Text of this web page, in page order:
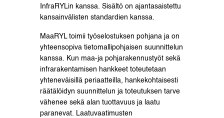
InfraRYLin kanssa. Sisältö on ajantasaistettu
kansainvälisten standardien kanssa.
MaaRYL toimii työselostuksen pohjana ja on
yhteensopiva tietomallipohjaisen suunnittelun
kanssa. Kun maa-ja pohjarakennustyöt sekä
infrarakentamisen hankkeet toteutetaan
yhteneväisillä periaatteilla, hankekohtaisesti
räätälöidyn suunnittelun ja toteutuksen tarve
vähenee sekä alan tuottavuus ja laatu
paranevat. Laatuvaatimusten